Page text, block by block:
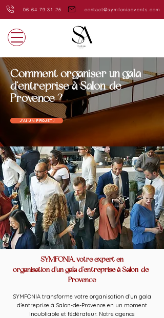
06.64.79.31.25 contact@symfoniaevents.com
Comment organiser un gala
d’entreprise à Salon-de-
Provence ?
J'AI UN PROJET !
SYMFONIA, votre expert en
organisation d’un gala d’entreprise à Salon-de-
Provence
SYMFONIA transforme votre organisation d’un gala
d’entreprise à Salon-de-Provence en un moment
inoubliable et fédérateur. Notre agence